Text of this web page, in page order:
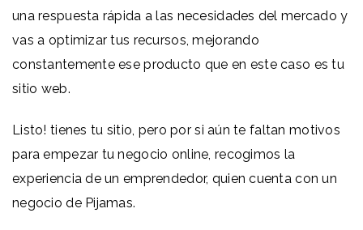
una respuesta rápida a las necesidades del mercado y
vas a optimizar tus recursos, mejorando
constantemente ese producto que en este caso es tu
sitio web.
Listo! tienes tu sitio, pero por si aún te faltan motivos
para empezar tu negocio online, recogimos la
experiencia de un emprendedor, quien cuenta con un
negocio de Pijamas.